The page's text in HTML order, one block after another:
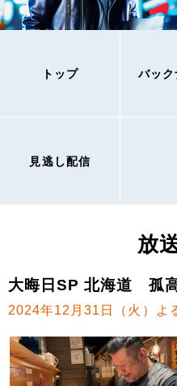
トップ バック
見逃し配信
放
大晦日SP 北海道 孤
2024年12月31日（火）よ